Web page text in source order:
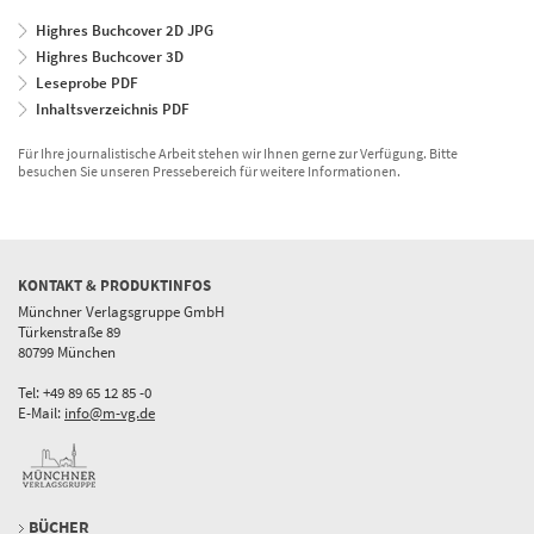
Highres Buchcover 2D JPG
Highres Buchcover 3D
Leseprobe PDF
Inhaltsverzeichnis PDF
Für Ihre journalistische Arbeit stehen wir Ihnen gerne zur Verfügung. Bitte
besuchen Sie unseren Pressebereich für weitere Informationen.
KONTAKT & PRODUKTINFOS
Münchner Verlagsgruppe GmbH
Türkenstraße 89
80799 München
Tel: +49 89 65 12 85 -0
E-Mail: info@m-vg.de
BÜCHER